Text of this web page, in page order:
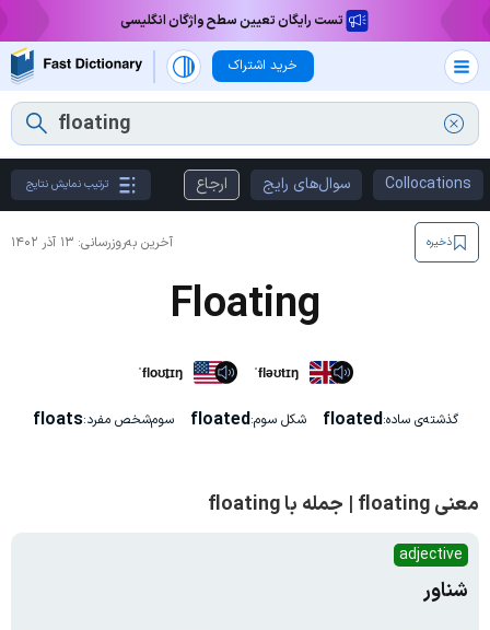
تست رایگان تعیین سطح واژگان انگلیسی
خرید اشتراک
Collocations سوال‌های رایج ارجاع ترتیب نمایش نتایج
آخرین به‌روزرسانی: ۱۳ آذر ۱۴۰۲ ذخیره
Floating
ˈfloʊt̬ɪŋ ˈfləʊtɪŋ
گذشته‌ی ساده:floated شکل سوم:floated سوم‌شخص مفرد:floats
معنی floating | جمله با floating
adjective
شناور